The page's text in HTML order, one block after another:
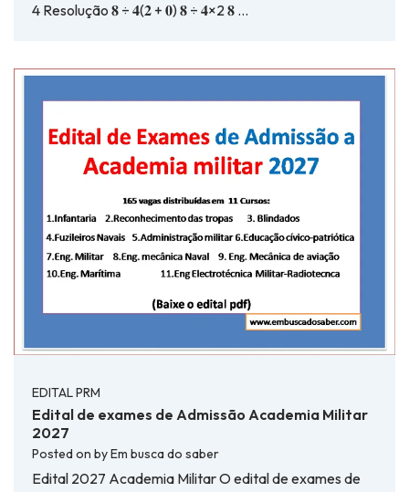
4 Resolução 𝟖 ÷ 𝟒(𝟐 + 𝟎) 𝟖 ÷ 𝟒×2 𝟖 …
EDITAL PRM
Edital de exames de Admissão Academia Militar
2027
Posted on byEm busca do saber
Edital 2027 Academia Militar O edital de exames de